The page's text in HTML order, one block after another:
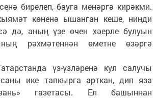
бирелеп, бауга менәргә кирәкми.
көненә ышанган кеше, нинди
дә, аның үзе өчен хәерле булуын
рәхмәтеннән өметне өзәргә
үз-үзләренә кул салучы
ике тапкырга арткан, дип яза
газетасы. Ел башыннан